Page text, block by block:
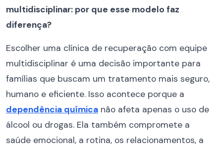
multidisciplinar: por que esse modelo faz
diferença?
Escolher uma clínica de recuperação com equipe
multidisciplinar é uma decisão importante para
famílias que buscam um tratamento mais seguro,
humano e eficiente. Isso acontece porque a
dependência química não afeta apenas o uso de
álcool ou drogas. Ela também compromete a
saúde emocional, a rotina, os relacionamentos, a